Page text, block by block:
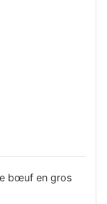
bœuf en gros